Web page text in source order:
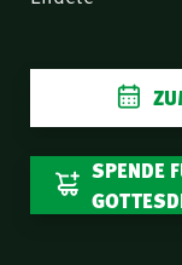
SPENDE